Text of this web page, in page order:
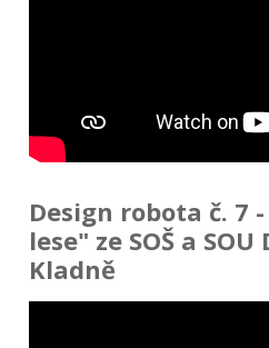
Design robota č. 7
lese" ze SOŠ a
Kladně